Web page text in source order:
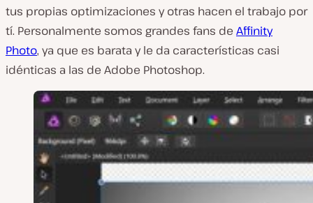
tus propias optimizaciones y otras hacen el trabajo por
tí. Personalmente somos grandes fans de Affinity
Photo, ya que es barata y le da características casi
idénticas a las de Adobe Photoshop.